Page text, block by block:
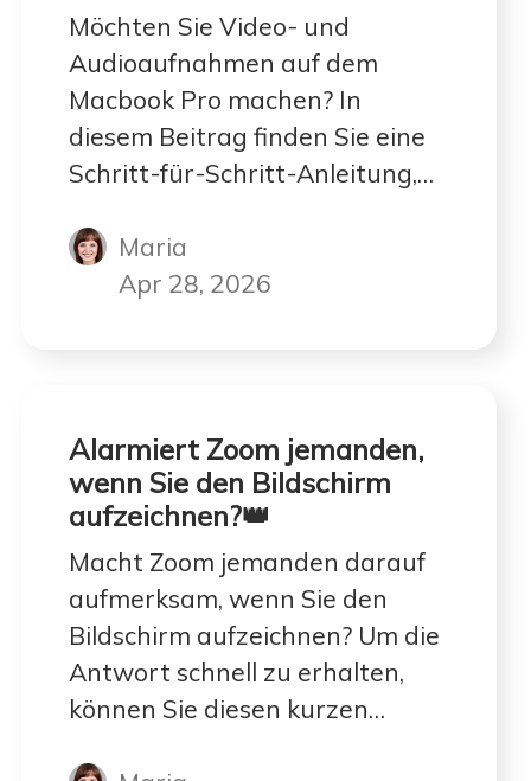
Möchten Sie Video- und
Audioaufnahmen auf dem
Macbook Pro machen? In
diesem Beitrag finden Sie eine
Schritt-für-Schritt-Anleitung,
Macbook Pro
Bildschirmaufnahmen mit Audio
Maria
Apr 28, 2026
Alarmiert Zoom jemanden,
wenn Sie den Bildschirm
aufzeichnen?👑
Macht Zoom jemanden darauf
aufmerksam, wenn Sie den
Bildschirm aufzeichnen? Um die
Antwort schnell zu erhalten,
können Sie diesen kurzen